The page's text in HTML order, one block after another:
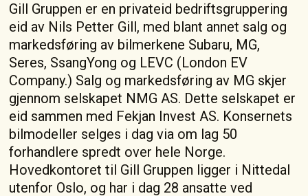
Gill Gruppen er en privateid bedriftsgruppering
eid av Nils Petter Gill, med blant annet salg og
markedsføring av bilmerkene Subaru, MG,
Seres, SsangYong og LEVC (London EV
Company.) Salg og markedsføring av MG skjer
gjennom selskapet NMG AS. Dette selskapet er
eid sammen med Fekjan Invest AS. Konsernets
bilmodeller selges i dag via om lag 50
forhandlere spredt over hele Norge.
Hovedkontoret til Gill Gruppen ligger i Nittedal
utenfor Oslo, og har i dag 28 ansatte ved